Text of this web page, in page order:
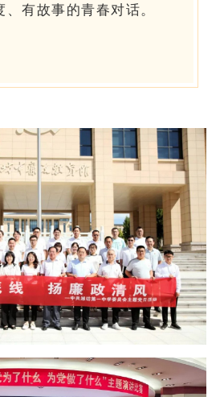
有故事的青春对话。